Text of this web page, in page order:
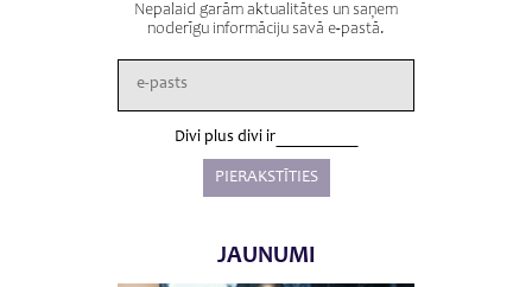
Nepalaid garām aktualitātes un saņem
noderīgu informāciju savā e-pastā.
Divi plus divi ir
JAUNUMI